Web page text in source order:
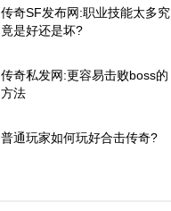
传奇SF发布网:职业技能太多究
竟是好还是坏?
传奇私发网:更容易击败boss的
方法
普通玩家如何玩好合击传奇?